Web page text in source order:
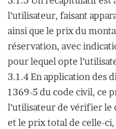
l’utilisateur, faisant
ainsi que le prix du
réservation, avec
pour lequel opte
3.1.4 En application des
1369-5 du code civil, ce
l’utilisateur de vérifier le
et le prix total de celle-